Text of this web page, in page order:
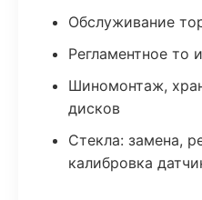
Обслуживание
Регламентное то
Шиномонтаж,
дисков
Стекла: замена,
калибровка